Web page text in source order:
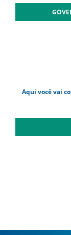
Aqui você vai